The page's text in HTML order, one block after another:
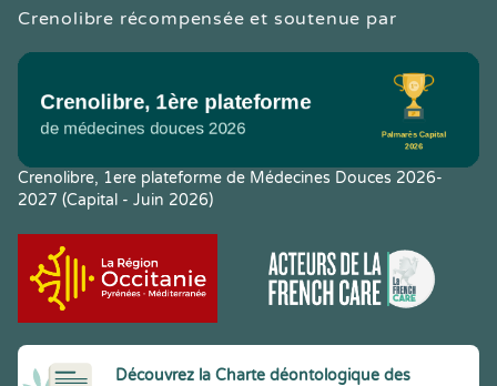
Crenolibre récompensée et soutenue par
Crenolibre, 1ere plateforme de Médecines Douces 2026-
2027 (Capital - Juin 2026)
Découvrez la Charte déontologique des